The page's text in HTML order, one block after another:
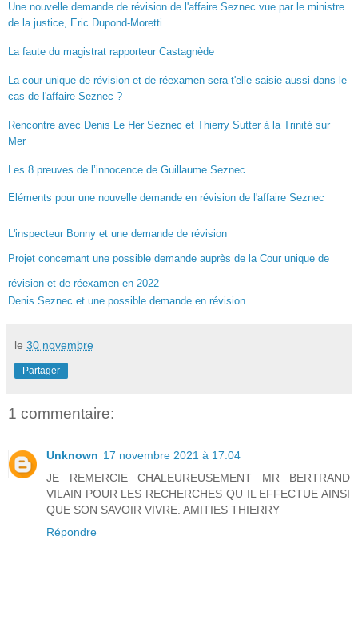
Une nouvelle demande de révision de l'affaire Seznec vue par le ministre
de la justice, Eric Dupond-Moretti
La faute du magistrat rapporteur Castagnède
La cour unique de révision et de réexamen sera t'elle saisie aussi dans le
cas de l'affaire Seznec ?
Rencontre avec Denis Le Her Seznec et Thierry Sutter à la Trinité sur
Mer
Les 8 preuves de l’innocence de Guillaume Seznec
Eléments pour une nouvelle demande en révision de l'affaire Seznec
L'inspecteur Bonny et une demande de révision
Projet concernant une possible demande auprès de la Cour unique de
révision et de réexamen en 2022
Denis Seznec et une possible demande en révision
le 30 novembre
Partager
1 commentaire:
Unknown 17 novembre 2021 à 17:04
JE REMERCIE CHALEUREUSEMENT MR BERTRAND
VILAIN POUR LES RECHERCHES QU IL EFFECTUE AINSI
QUE SON SAVOIR VIVRE. AMITIES THIERRY
Répondre